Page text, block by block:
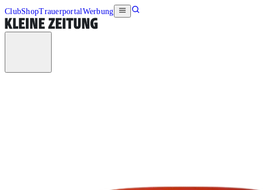
ClubShopTrauerportalWerbung